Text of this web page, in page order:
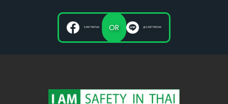
SAFETYINTHAI OR @SAFETYINTHAI